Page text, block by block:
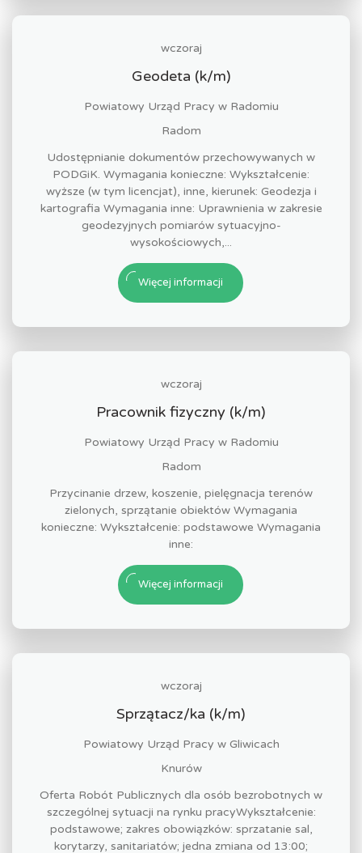
wczoraj
Geodeta (k/m)
Powiatowy Urząd Pracy w Radomiu
Radom
Udostępnianie dokumentów przechowywanych w
PODGiK. Wymagania konieczne: Wykształcenie:
wyższe (w tym licencjat), inne, kierunek: Geodezja i
kartografia Wymagania inne: Uprawnienia w zakresie
geodezyjnych pomiarów sytuacyjno-
wysokościowych,...
Więcej informacji
wczoraj
Pracownik fizyczny (k/m)
Powiatowy Urząd Pracy w Radomiu
Radom
Przycinanie drzew, koszenie, pielęgnacja terenów
zielonych, sprzątanie obiektów Wymagania
konieczne: Wykształcenie: podstawowe Wymagania
inne:
Więcej informacji
wczoraj
Sprzątacz/ka (k/m)
Powiatowy Urząd Pracy w Gliwicach
Knurów
Oferta Robót Publicznych dla osób bezrobotnych w
szczególnej sytuacji na rynku pracyWykształcenie:
podstawowe; zakres obowiązków: sprzatanie sal,
korytarzy, sanitariatów; jedna zmiana od 13:00;